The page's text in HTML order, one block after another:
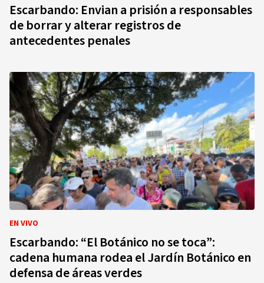
Escarbando: Envian a prisión a responsables
de borrar y alterar registros de
antecedentes penales
EN VIVO
Escarbando: “El Botánico no se toca”:
cadena humana rodea el Jardín Botánico en
defensa de áreas verdes